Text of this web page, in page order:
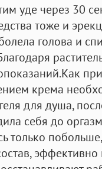
уде через 30
тоже и
голова и
крема
для душа,
себя до
только